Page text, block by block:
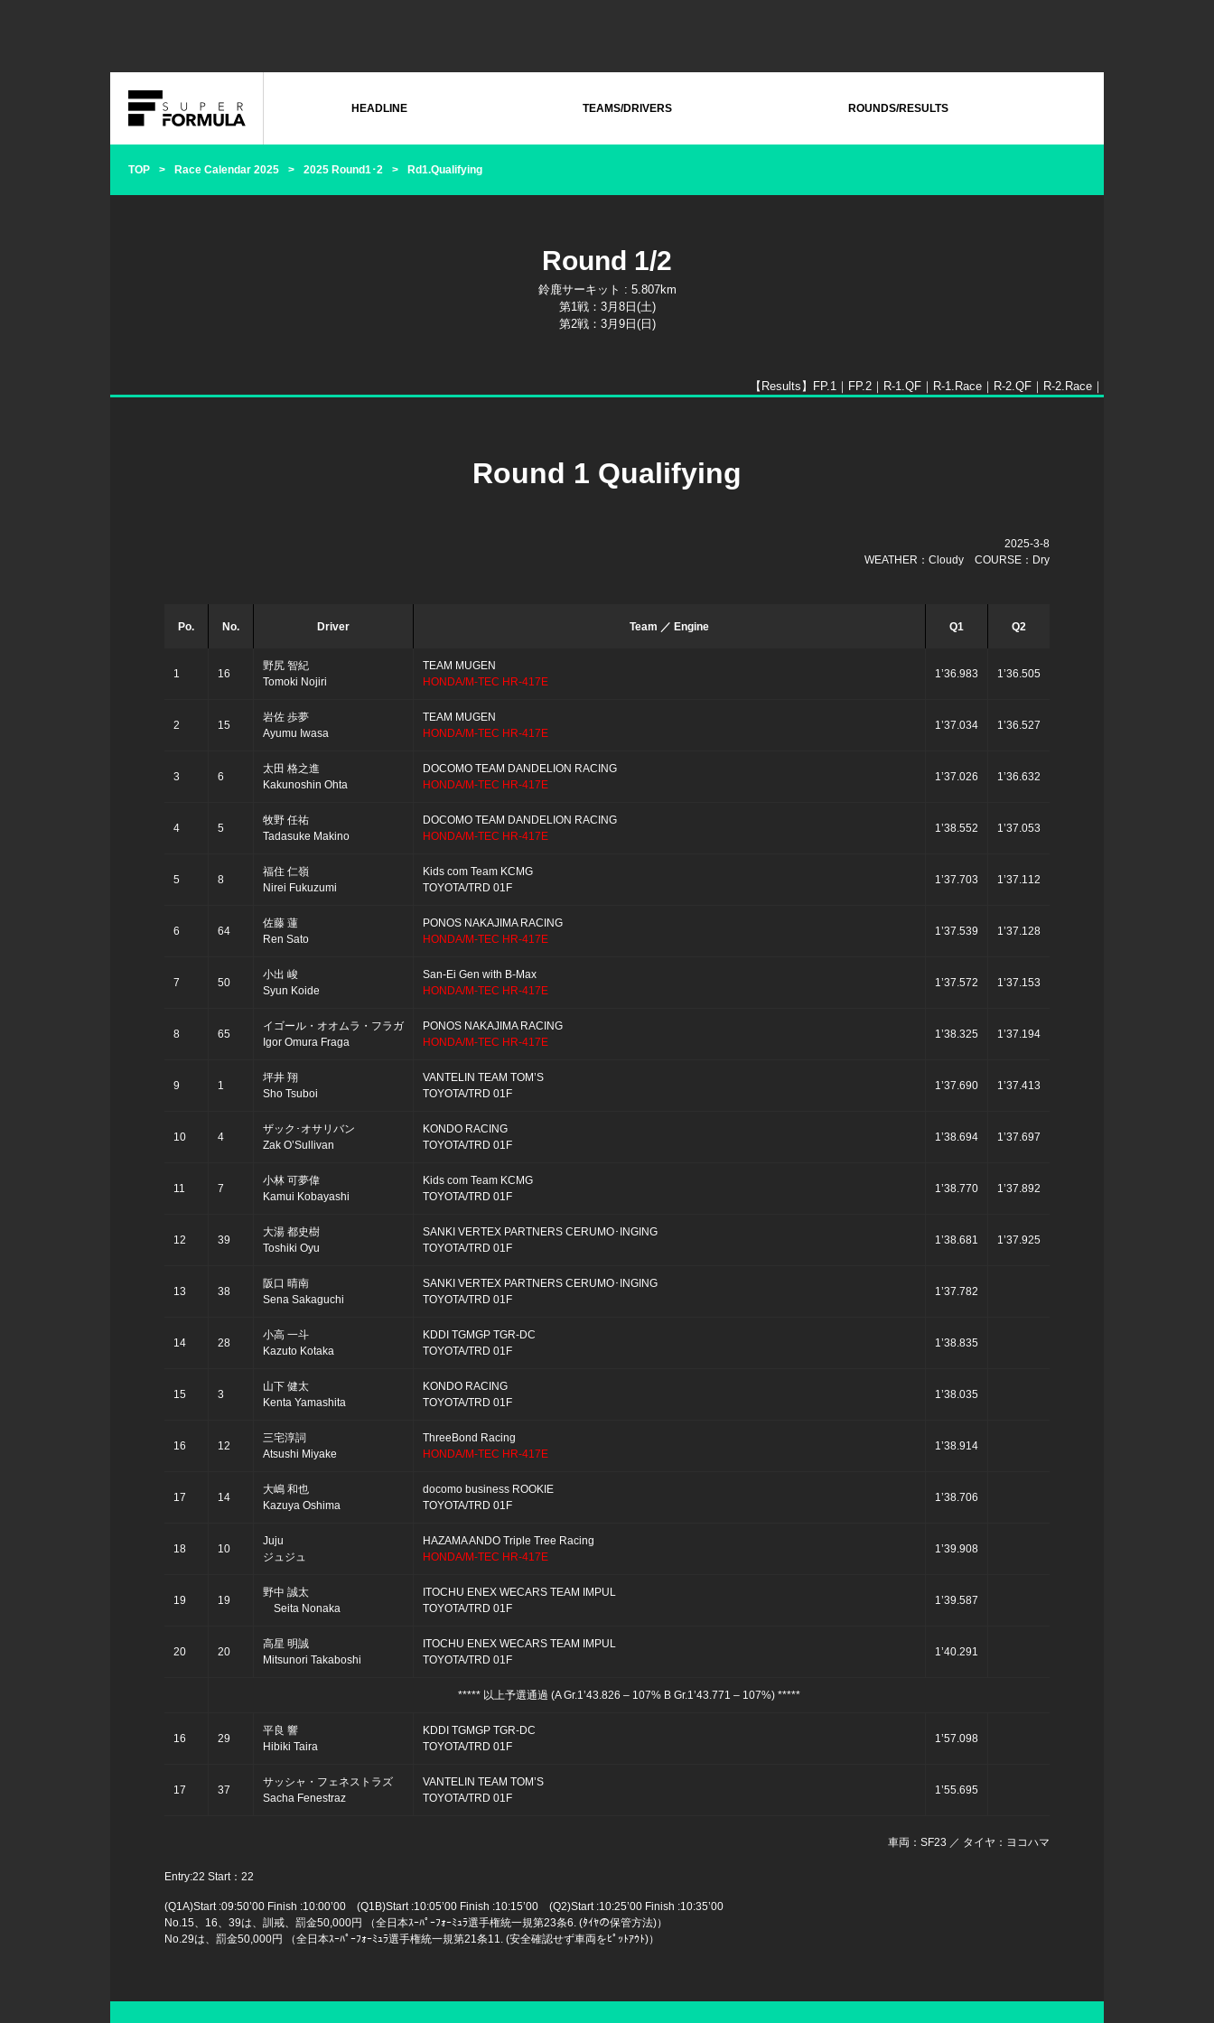
HEADLINE TEAMS/DRIVERS ROUNDS/RESULTS
TOP Race Calendar 2025 2025 Round1･2 Rd1.Qualifying
Round 1/2
鈴鹿サーキット : 5.807km
第1戦：3月8日(土)
第2戦：3月9日(日)
【Results】 FP.1｜ FP.2｜ R-1.QF｜ R-1.Race｜ R-2.QF｜ R-2.Race｜
Round 1 Qualifying
2025-3-8
WEATHER：Cloudy COURSE：Dry
Po. No. Driver Team ／ Engine Q1 Q2
1 16
野尻 智紀
Tomoki Nojiri
TEAM MUGEN
HONDA/M-TEC HR-417E
1’36.983 1’36.505
2 15
岩佐 歩夢
Ayumu Iwasa
TEAM MUGEN
HONDA/M-TEC HR-417E
1’37.034 1’36.527
3 6
太田 格之進
Kakunoshin Ohta
DOCOMO TEAM DANDELION RACING
HONDA/M-TEC HR-417E
1’37.026 1’36.632
4 5
牧野 任祐
Tadasuke Makino
DOCOMO TEAM DANDELION RACING
HONDA/M-TEC HR-417E
1’38.552 1’37.053
5 8
福住 仁嶺
Nirei Fukuzumi
Kids com Team KCMG
TOYOTA/TRD 01F
1’37.703 1’37.112
6 64
佐藤 蓮
Ren Sato
PONOS NAKAJIMA RACING
HONDA/M-TEC HR-417E
1’37.539 1’37.128
7 50
小出 峻
Syun Koide
San-Ei Gen with B-Max
HONDA/M-TEC HR-417E
1’37.572 1’37.153
8 65
イゴール・オオムラ・フラガ
Igor Omura Fraga
PONOS NAKAJIMA RACING
HONDA/M-TEC HR-417E
1’38.325 1’37.194
9 1
坪井 翔
Sho Tsuboi
VANTELIN TEAM TOM’S
TOYOTA/TRD 01F
1’37.690 1’37.413
10 4
ザック･オサリバン
Zak O’Sullivan
KONDO RACING
TOYOTA/TRD 01F
1’38.694 1’37.697
11 7
小林 可夢偉
Kamui Kobayashi
Kids com Team KCMG
TOYOTA/TRD 01F
1’38.770 1’37.892
12 39
大湯 都史樹
Toshiki Oyu
SANKI VERTEX PARTNERS CERUMO･INGING
TOYOTA/TRD 01F
1’38.681 1’37.925
13 38
阪口 晴南
Sena Sakaguchi
SANKI VERTEX PARTNERS CERUMO･INGING
TOYOTA/TRD 01F
1’37.782
14 28
小高 一斗
Kazuto Kotaka
KDDI TGMGP TGR-DC
TOYOTA/TRD 01F
1’38.835
15 3
山下 健太
Kenta Yamashita
KONDO RACING
TOYOTA/TRD 01F
1’38.035
16 12
三宅淳詞
Atsushi Miyake
ThreeBond Racing
HONDA/M-TEC HR-417E
1’38.914
17 14
大嶋 和也
Kazuya Oshima
docomo business ROOKIE
TOYOTA/TRD 01F
1’38.706
18 10
Juju
ジュジュ
HAZAMA ANDO Triple Tree Racing
HONDA/M-TEC HR-417E
1’39.908
19 19
野中 誠太
Seita Nonaka
ITOCHU ENEX WECARS TEAM IMPUL
TOYOTA/TRD 01F
1’39.587
20 20
高星 明誠
Mitsunori Takaboshi
ITOCHU ENEX WECARS TEAM IMPUL
TOYOTA/TRD 01F
1’40.291
***** 以上予選通過 (A Gr.1’43.826 – 107% B Gr.1’43.771 – 107%) *****
16 29
平良 響
Hibiki Taira
KDDI TGMGP TGR-DC
TOYOTA/TRD 01F
1’57.098
17 37
サッシャ・フェネストラズ
Sacha Fenestraz
VANTELIN TEAM TOM’S
TOYOTA/TRD 01F
1’55.695
車両：SF23 ／ タイヤ：ヨコハマ
Entry:22 Start：22
(Q1A)Start :09:50’00 Finish :10:00’00 (Q1B)Start :10:05’00 Finish :10:15’00 (Q2)Start :10:25’00 Finish :10:35’00
No.15、16、39は、訓戒、罰金50,000円 （全日本ｽｰﾊﾟｰﾌｫｰﾐｭﾗ選手権統一規第23条6. (ﾀｲﾔの保管方法)）
No.29は、罰金50,000円 （全日本ｽｰﾊﾟｰﾌｫｰﾐｭﾗ選手権統一規第21条11. (安全確認せず車両をﾋﾟｯﾄｱｳﾄ)）